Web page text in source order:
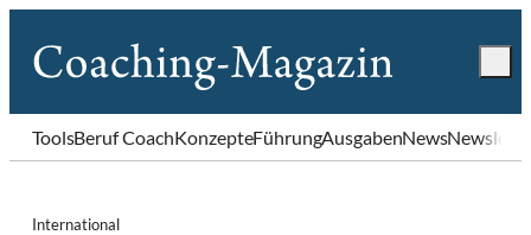
ToolsBeruf CoachKonzepteFührungAusgabenNews
International